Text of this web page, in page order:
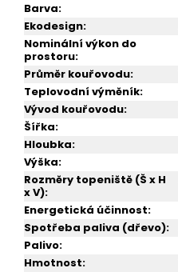
Barva:
Ekodesign:
Nominální výkon do
prostoru:
Průměr kouřovodu:
Teplovodní výměník:
Vývod kouřovodu:
Šířka:
Hloubka:
Výška:
Rozměry topeniště (Š x H
x V):
Energetická účinnost:
Spotřeba paliva (dřevo):
Palivo:
Hmotnost:
KRBOVÁ
KAMNA
TROUBOU
VÝMĚNÍKEM
PRITY
FG
W20
22
999
Kč